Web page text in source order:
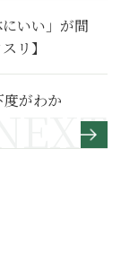
いい」が間
リ】
がわか